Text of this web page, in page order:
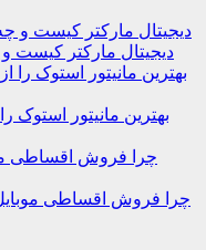
دیجیتال مارکتر کیست
بهترین مانیتور استوک
چرا فروش اقساطی